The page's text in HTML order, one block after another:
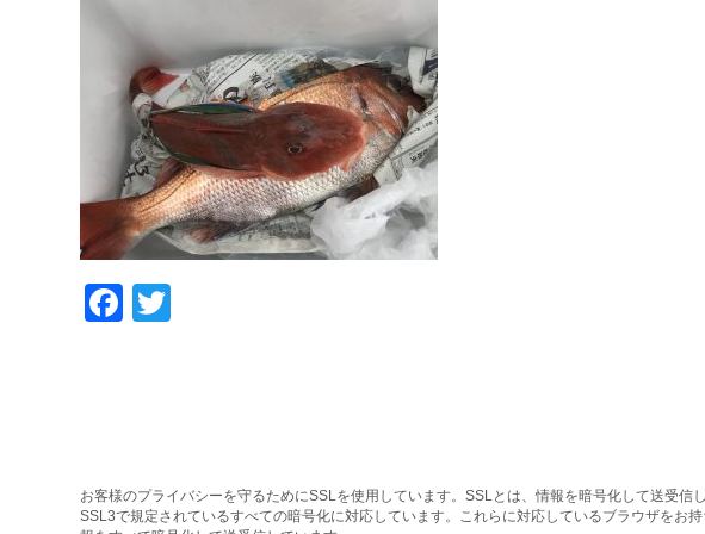
Facebook
お客様のプライバシーを守るためにSSLを使用しています。SSLとは、情報を暗号化して送受
SSL3で規定されているすべての暗号化に対応しています。これらに対応しているブラウザをお